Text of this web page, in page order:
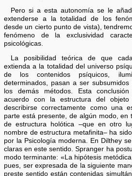
Pero si a esta autonomía se le
extenderse a la totalidad de los
desde un cierto punto de vista),
fenómeno de la exclusividad
psicológicas.
La posibilidad teórica de que
extienda a la totalidad del universo
de los contenidos psíquicos,
determinados, pasan a ser
los demás métodos. Esta
acuerdo con la estructura del
describirse correctamente como una
parte está presente, de algún modo, en
de estructura holótica –que en otro
nombre de estructura metafinita– ha
por la Psicología moderna. En Dilthey
claras en este sentido. Spranger ha
modo terminante: «La hipótesis
pues, ser expresada de la siguiente
preste sentido están contenidas